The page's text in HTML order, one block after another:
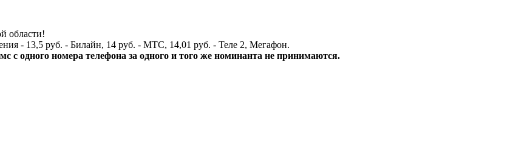
области!
- 13,5 руб. - Билайн, 14 руб. - МТС, 14,01 руб. - Теле 2, Мегафон.
с одного номера телефона за одного и того же номинанта не принимаются.